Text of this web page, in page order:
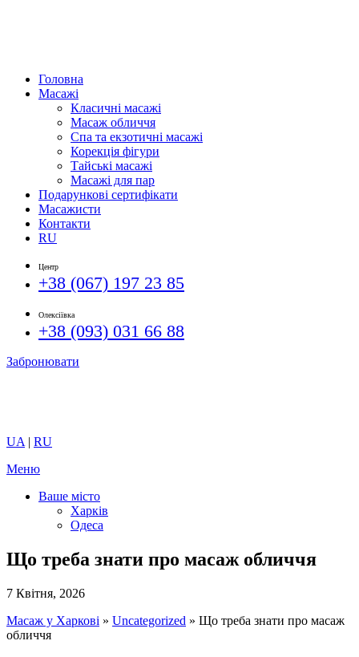
Головна
Масажі
Класичні масажі
Масаж обличчя
Спа та екзотичні масажі
Корекція фігури
Тайські масажі
Масажі для пар
Подарункові сертифікати
Масажисти
Контакти
RU
Центр
+38 (067) 197 23 85
Олексіївка
+38 (093) 031 66 88
Забронювати
UA | RU
Меню
Ваше місто
Харків
Одеса
Що треба знати про масаж обличчя
7 Квітня, 2026
Масаж у Харкові » Uncategorized » Що треба знати про масаж
обличчя